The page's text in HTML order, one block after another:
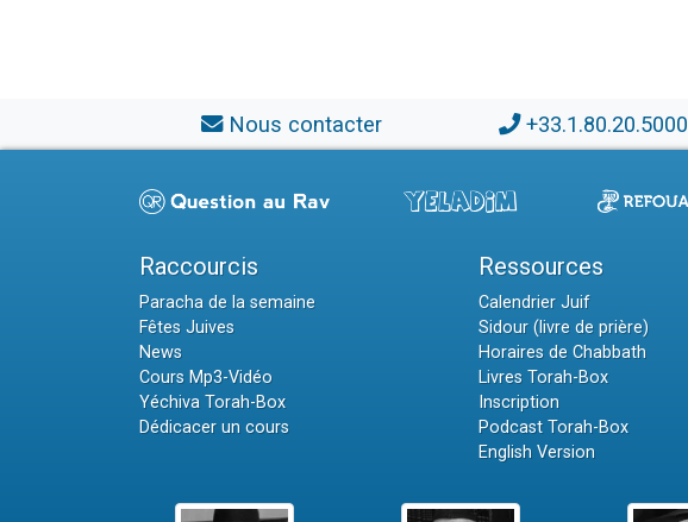
Nous contacter +33.1.80.20.5000
Raccourcis
Paracha de la semaine
Fêtes Juives
News
Cours Mp3-Vidéo
Yéchiva Torah-Box
Dédicacer un cours
Ressources
Calendrier Juif
Sidour (livre de prière)
Horaires de Chabbath
Livres Torah-Box
Inscription
Podcast Torah-Box
English Version